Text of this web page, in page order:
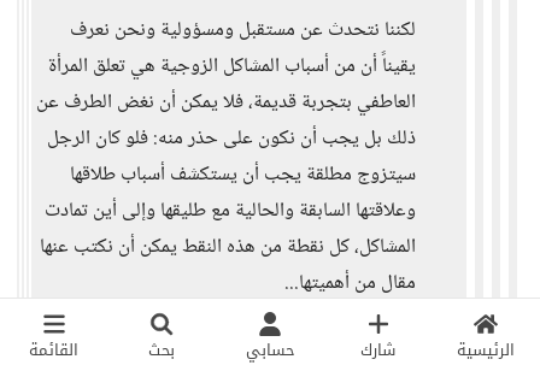
الرئيسية شارك حسابي بحث القائمة
لكننا نتحدث عن مستقبل ومسؤولية ونحن نعرف
يقيناً أن من أسباب المشاكل الزوجية هي تعلق المرأة
العاطفي بتجربة قديمة، فلا يمكن أن نغض الطرف عن
ذلك بل يجب أن نكون على حذر منه: فلو كان الرجل
سيتزوج مطلقة يجب أن يستكشف أسباب طلاقها
وعلاقتها السابقة والحالية مع طليقها وإلى أين تمادت
المشاكل، كل نقطة من هذه النقط يمكن أن نكتب عنها
مقال من أهميتها...
وفي الحالة الأخرى لو كان الرجل سيتزوج من فتاة